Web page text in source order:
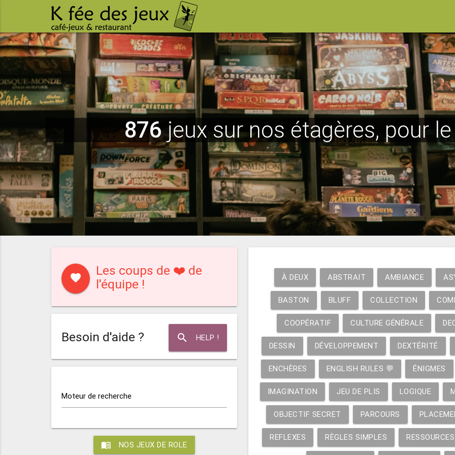
876jeux sur nos étagères, pour
favorite
Les coups de ❤️ de
l'équipe !
search HELP !
Besoin d'aide ?
Moteur de recherche
menu_book NOS JEUX DE ROLE
À DEUX ABSTRAIT AMBIANCE
BASTON BLUFF COLLECTION
COOPÉRATIF CULTURE GÉNÉRALE
DESSIN DÉVELOPPEMENT DEXTÉRITÉ
ENCHÈRES ENGLISH RULES 💬 ÉNIGMES
IMAGINATION JEU DE PLIS LOGIQUE
OBJECTIF SECRET PARCOURS
REFLEXES RÈGLES SIMPLES RESSOURCES